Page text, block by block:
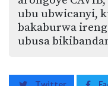
ubu ubwicanyi,
bakaburwa
ubusa